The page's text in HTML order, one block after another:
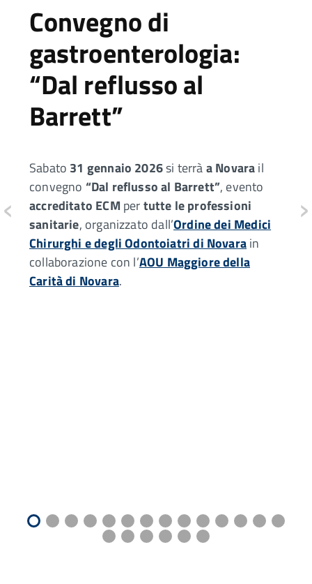
Convegno di
gastroenterologia:
“Dal reflusso al
Barrett”
Sabato 31 gennaio 2026si terràa Novarail
convegno “Dal reflusso al Barrett”, evento
accreditato ECM pertutte le professioni
sanitarie, organizzato dall’Ordine dei Medici
Chirurghi e degli Odontoiatri di Novarain
collaborazione con l’AOU Maggiore della
Carità di Novara.
‹ ›